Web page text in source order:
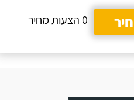
0 הצעות מחיר